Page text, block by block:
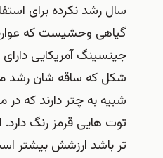
سال رشد نکرده برای
گیاهی وحشیست که
جینسینگ آمریکایی
شکل که ساقه شان رشد
شبیه به چتر دارند که در
توت هایی قرمز رنگ
تر باشد ارزشش بیشتر